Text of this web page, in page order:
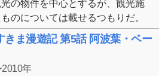
の物件を中心とするが、観光施
のについては載せるつもりだ。
きま漫遊記 第5話 阿波葉・ベー
年